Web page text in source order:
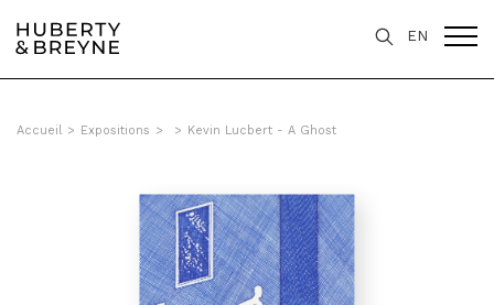
EN
Accueil > Expositions > > Kevin Lucbert - A Ghost